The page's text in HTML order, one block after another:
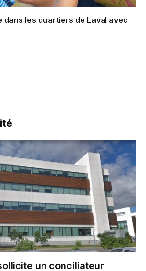
dans les quartiers de Laval avec
un conciliateur